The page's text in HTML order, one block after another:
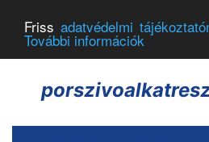
Frissadatvédelmi
További információk